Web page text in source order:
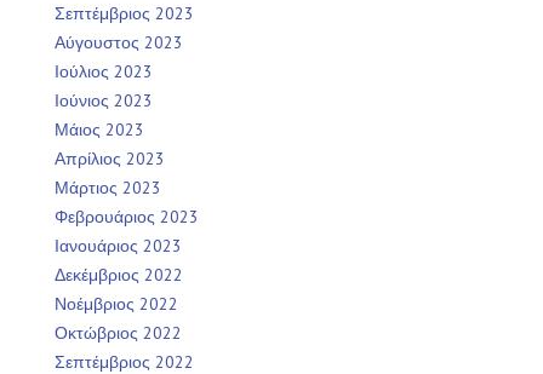
Σεπτέμβριος 2023
Αύγουστος 2023
Ιούλιος 2023
Ιούνιος 2023
Μάιος 2023
Απρίλιος 2023
Μάρτιος 2023
Φεβρουάριος 2023
Ιανουάριος 2023
Δεκέμβριος 2022
Νοέμβριος 2022
Οκτώβριος 2022
Σεπτέμβριος 2022